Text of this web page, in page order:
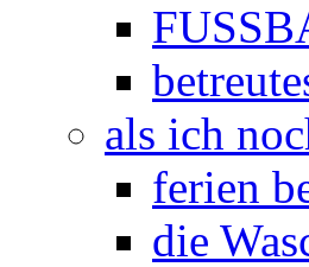
als ich
ferien
die